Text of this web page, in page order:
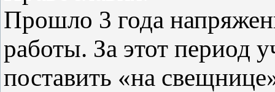
Прошло 3 года
работы. За этот период
поставить «на